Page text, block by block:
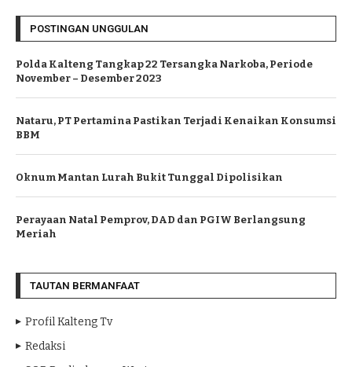
POSTINGAN UNGGULAN
Polda Kalteng Tangkap 22 Tersangka Narkoba, Periode
November – Desember 2023
Nataru, PT Pertamina Pastikan Terjadi Kenaikan Konsumsi
BBM
Oknum Mantan Lurah Bukit Tunggal Dipolisikan
Perayaan Natal Pemprov, DAD dan PGIW Berlangsung
Meriah
TAUTAN BERMANFAAT
Profil Kalteng Tv
Redaksi